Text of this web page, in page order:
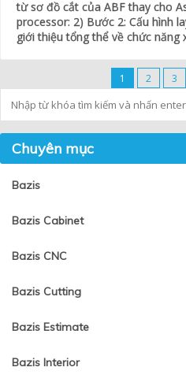
từ sơ đồ cắt của ABF thay cho
processor: 2) Bước 2: Cấu hình
giới thiệu tổng thể về chức năng
1 2 3
Chuyên mục
Bazis
Bazis Cabinet
Bazis CNC
Bazis Cutting
Bazis Estimate
Bazis Interior